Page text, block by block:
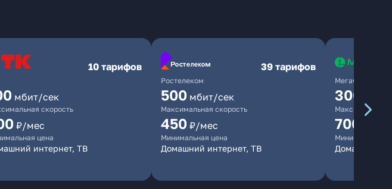
10 тарифов
мбит/сек
скорость
₽/мес
цена
интернет, ТВ
Ростелеком
39 тарифов
500 мбит/сек
Максимальная скорость
450 ₽/мес
Минимальная цена
Домашний интернет, ТВ
МегаФон
300
Максимальная
700
Минимальная
Домашний